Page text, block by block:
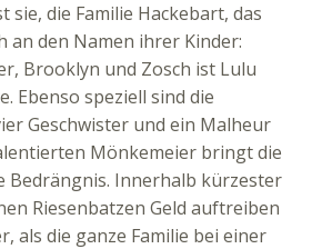
sie, die Familie Hackebart, das
an den Namen ihrer Kinder:
Brooklyn und Zosch ist Lulu
Ebenso speziell sind die
Geschwister und ein Malheur
Mönkemeier bringt die
Bedrängnis. Innerhalb kürzester
Riesenbatzen Geld auftreiben
als die ganze Familie bei einer